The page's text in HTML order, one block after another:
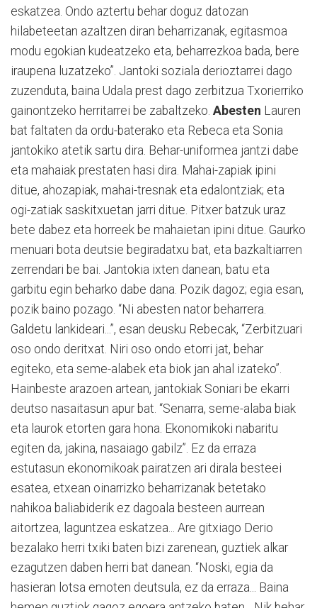
eskatzea. Ondo aztertu behar doguz datozan
hilabeteetan azaltzen diran beharrizanak, egitasmoa
modu egokian kudeatzeko eta, beharrezkoa bada, bere
iraupena luzatzeko”. Jantoki soziala derioztarrei dago
zuzenduta, baina Udala prest dago zerbitzua Txorierriko
gainontzeko herritarrei be zabaltzeko. Abesten Lauren
bat faltaten da ordu-baterako eta Rebeca eta Sonia
jantokiko atetik sartu dira. Behar-uniformea jantzi dabe
eta mahaiak prestaten hasi dira. Mahai-zapiak ipini
ditue, ahozapiak, mahai-tresnak eta edalontziak; eta
ogi-zatiak saskitxuetan jarri ditue. Pitxer batzuk uraz
bete dabez eta horreek be mahaietan ipini ditue. Gaurko
menuari bota deutsie begiradatxu bat, eta bazkaltiarren
zerrendari be bai. Jantokia ixten danean, batu eta
garbitu egin beharko dabe dana. Pozik dagoz; egia esan,
pozik baino pozago. “Ni abesten nator beharrera.
Galdetu lankideari...”, esan deusku Rebecak, “Zerbitzuari
oso ondo deritxat. Niri oso ondo etorri jat, behar
egiteko, eta seme-alabek eta biok jan ahal izateko”.
Hainbeste arazoen artean, jantokiak Soniari be ekarri
deutso nasaitasun apur bat. “Senarra, seme-alaba biak
eta laurok etorten gara hona. Ekonomikoki nabaritu
egiten da, jakina, nasaiago gabilz”. Ez da erraza
estutasun ekonomikoak pairatzen ari dirala besteei
esatea, etxean oinarrizko beharrizanak betetako
nahikoa baliabiderik ez dagoala besteen aurrean
aitortzea, laguntzea eskatzea... Are gitxiago Derio
bezalako herri txiki baten bizi zarenean, guztiek alkar
ezagutzen daben herri bat danean. “Noski, egia da
hasieran lotsa emoten deutsula, ez da erraza... Baina